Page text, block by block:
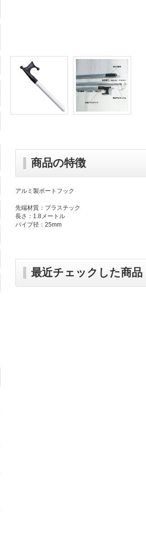
商品の特徴
アルミ製ボートフック
先端材質：プラスチック
長さ：1.8メートル
パイプ径：25mm
最近チェックした商品